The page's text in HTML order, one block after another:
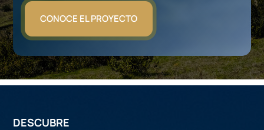
CONOCE EL PROYECTO
DESCUBRE